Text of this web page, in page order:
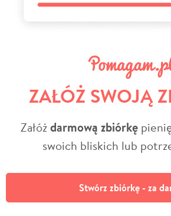
ZAŁÓŻ SWOJĄ
Załóżdarmową zbiórkę
swoich bliskich lub
Stwórz zbiórkę - za